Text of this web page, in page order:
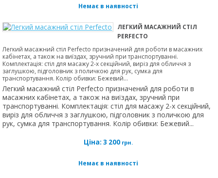
Немає в наявності
ЛЕГКИЙ МАСАЖНИЙ СТІЛ
PERFECTO
Легкий масажний стіл Perfecto призначений для роботи в масажних
кабінетах, а також на виїздах, зручний при транспортуванні.
Комплектація: стіл для масажу 2-х секційний, виріз для обличчя з
заглушкою, підголовник з поличкою для рук, сумка для
транспортування. Колір обивки: Бежевий...
Легкий масажний стіл Perfecto призначений для роботи в
масажних кабінетах, а також на виїздах, зручний при
транспортуванні. Комплектація: стіл для масажу 2-х секційний,
виріз для обличчя з заглушкою, підголовник з поличкою для
рук, сумка для транспортування. Колір обивки: Бежевий...
Ціна: 3 200 грн.
Немає в наявності